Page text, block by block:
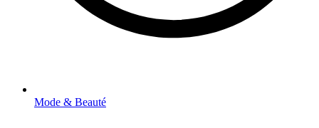
Mode & Beauté